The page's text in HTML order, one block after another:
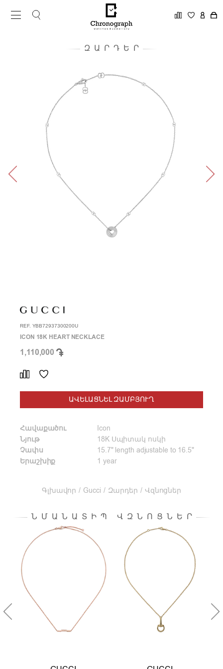
ԶԱՐԴԵՐ
REF. YBB72937300200U
ICON 18K HEART NECKLACE
1,110,000
ԱՎԵԼԱՑՆԵԼ ԶԱՄԲՅՈՒՂ
Հավաքածու
Icon
Նյութ
18K Սպիտակ ոսկի
Չափս
15.7" length adjustable to 16.5"
Երաշխիք
1 year
Գլխավոր / Gucci / Զարդեր / Վզնոցներ
ՆՄԱՆԱՏԻՊ ՎԶՆՈՑՆԵՐ